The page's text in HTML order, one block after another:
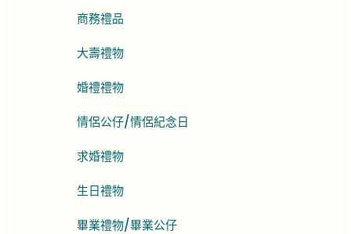
商務禮品
大壽禮物
婚禮禮物
情侶公仔/情侶紀念日
求婚禮物
生日禮物
畢業禮物/畢業公仔